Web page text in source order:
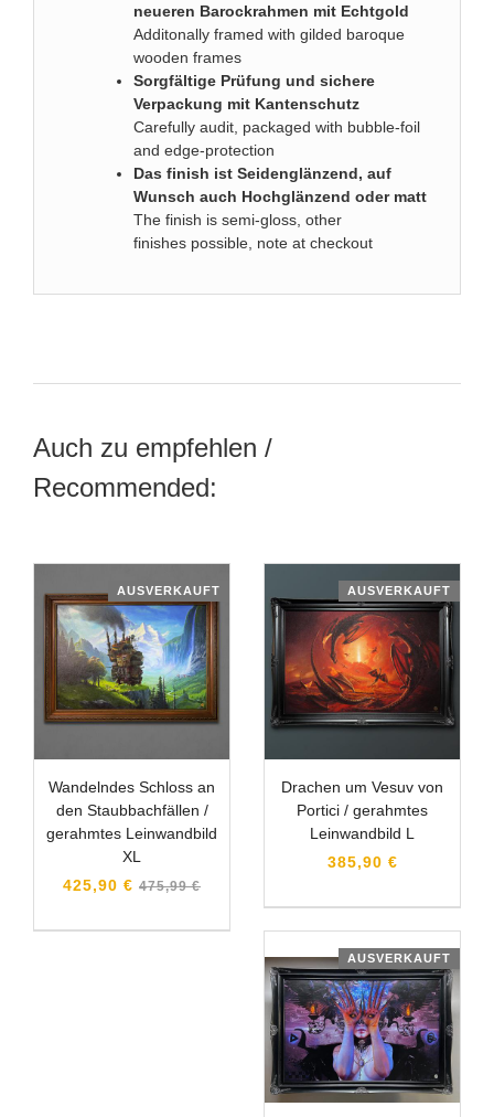
neueren Barockrahmen mit Echtgold
Additonally framed with gilded baroque
wooden frames
Sorgfältige Prüfung und sichere
Verpackung mit Kantenschutz
Carefully audit, packaged with bubble-foil
and edge-protection
Das finish ist Seidenglänzend, auf
Wunsch auch Hochglänzend oder matt
The finish is semi-gloss, other
finishes possible, note at checkout
Auch zu empfehlen /
Recommended:
AUSVERKAUFT
Wandelndes Schloss an
den Staubbachfällen /
gerahmtes Leinwandbild
XL
425,90 € Normaler
475,99 €
AUSVERKAUFT
Drachen um Vesuv von
Portici / gerahmtes
Leinwandbild L
385,90 €
AUSVERKAUFT